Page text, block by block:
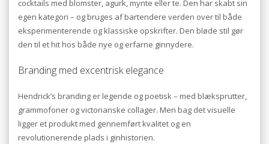
cocktails med blomster, agurk, mynte eller te. Den har skabt sin
egen kategori – og bruges af bartendere verden over til både
eksperimenterende og klassiske opskrifter. Den bløde stil gør
den til et hit hos både nye og erfarne ginnydere.
Branding med excentrisk elegance
Hendrick’s branding er legende og poetisk – med blæksprutter,
grammofoner og victorianske collager. Men bag det visuelle
ligger et produkt med gennemført kvalitet og en
revolutionerende plads i ginhistorien.